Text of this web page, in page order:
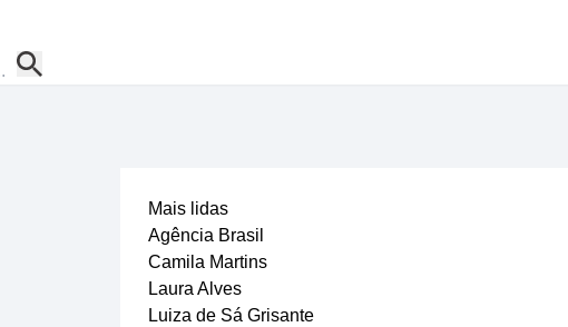
Mais lidas
Agência Brasil
Camila Martins
Laura Alves
Luiza de Sá Grisante